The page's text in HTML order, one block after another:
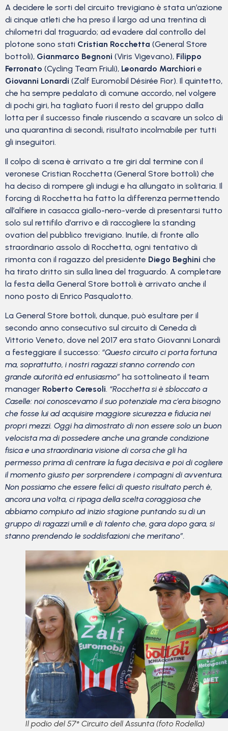
A decidere le sorti del circuito trevigiano è stata un’azione
di cinque atleti che ha preso il largo ad una trentina di
chilometri dal traguardo; ad evadere dal controllo del
plotone sono stati Cristian Rocchetta (General Store
bottoli), Gianmarco Begnoni (Viris Vigevano), Filippo
Ferronato (Cycling Team Friuli), Leonardo Marchiori e
Giovanni Lonardi (Zalf Euromobil Désirée Fior). Il quintetto,
che ha sempre pedalato di comune accordo, nel volgere
di pochi giri, ha tagliato fuori il resto del gruppo dalla
lotta per il successo finale riuscendo a scavare un solco di
una quarantina di secondi, risultato incolmabile per tutti
gli inseguitori.
Il colpo di scena è arrivato a tre giri dal termine con il
veronese Cristian Rocchetta (General Store bottoli) che
ha deciso di rompere gli indugi e ha allungato in solitaria. Il
forcing di Rocchetta ha fatto la differenza permettendo
all’alfiere in casacca giallo-nero-verde di presentarsi tutto
solo sul rettifilo d’arrivo e di raccogliere la standing
ovation del pubblico trevigiano. Inutile, di fronte allo
straordinario assolo di Rocchetta, ogni tentativo di
rimonta con il ragazzo del presidente Diego Beghini che
ha tirato dritto sin sulla linea del traguardo. A completare
la festa della General Store bottoli è arrivato anche il
nono posto di Enrico Pasqualotto.
La General Store bottoli, dunque, può esultare per il
secondo anno consecutivo sul circuito di Ceneda di
Vittorio Veneto, dove nel 2017 era stato Giovanni Lonardi
a festeggiare il successo: “Questo circuito ci porta fortuna
ma, soprattutto, i nostri ragazzi stanno correndo con
grande autorità ed entusiasmo” ha sottolineato il team
manager Roberto Ceresoli. “Rocchetta si è sbloccato a
Caselle: noi conoscevamo il suo potenziale ma c’era bisogno
che fosse lui ad acquisire maggiore sicurezza e fiducia nei
propri mezzi. Oggi ha dimostrato di non essere solo un buon
velocista ma di possedere anche una grande condizione
fisica e una straordinaria visione di corsa che gli ha
permesso prima di centrare la fuga decisiva e poi di cogliere
il momento giusto per sorprendere i compagni di avventura.
Non possiamo che essere felici di questo risultato perch è,
ancora una volta, ci ripaga della scelta coraggiosa che
abbiamo compiuto ad inizio stagione puntando su di un
gruppo di ragazzi umili e di talento che, gara dopo gara, si
stanno prendendo le soddisfazioni che meritano”.
Il podio del 57° Circuito dell Assunta (foto Rodella)